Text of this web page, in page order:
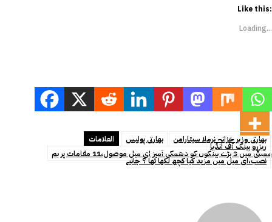
Like this:
Loading...
العلامات بھارتی پولیس بھارتی وزیر خزانہ نرملا سیتارامن
ریزرو بینک آف انڈیا
ممبئی میں 3 بڑے بینکوں کو دھمکی آمیز ای میل موصول،11 مقامات پر بم
نصب،ای میل میں مزید کیا کچھ لکھا تھا ؟ جانیے